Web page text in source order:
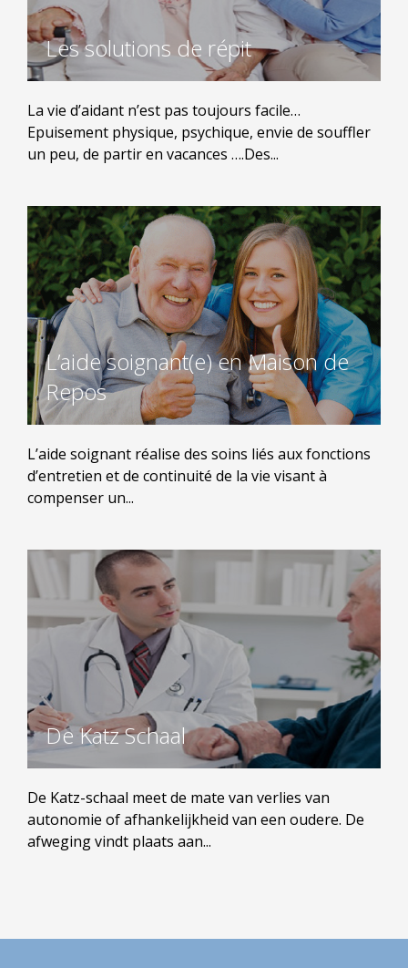
Les solutions de répit
La vie d’aidant n’est pas toujours facile…
Epuisement physique, psychique, envie de souffler
un peu, de partir en vacances ….Des...
L’aide soignant(e) en Maison de
Repos
L’aide soignant réalise des soins liés aux fonctions
d’entretien et de continuité de la vie visant à
compenser un...
De Katz Schaal
De Katz-schaal meet de mate van verlies van
autonomie of afhankelijkheid van een oudere. De
afweging vindt plaats aan...